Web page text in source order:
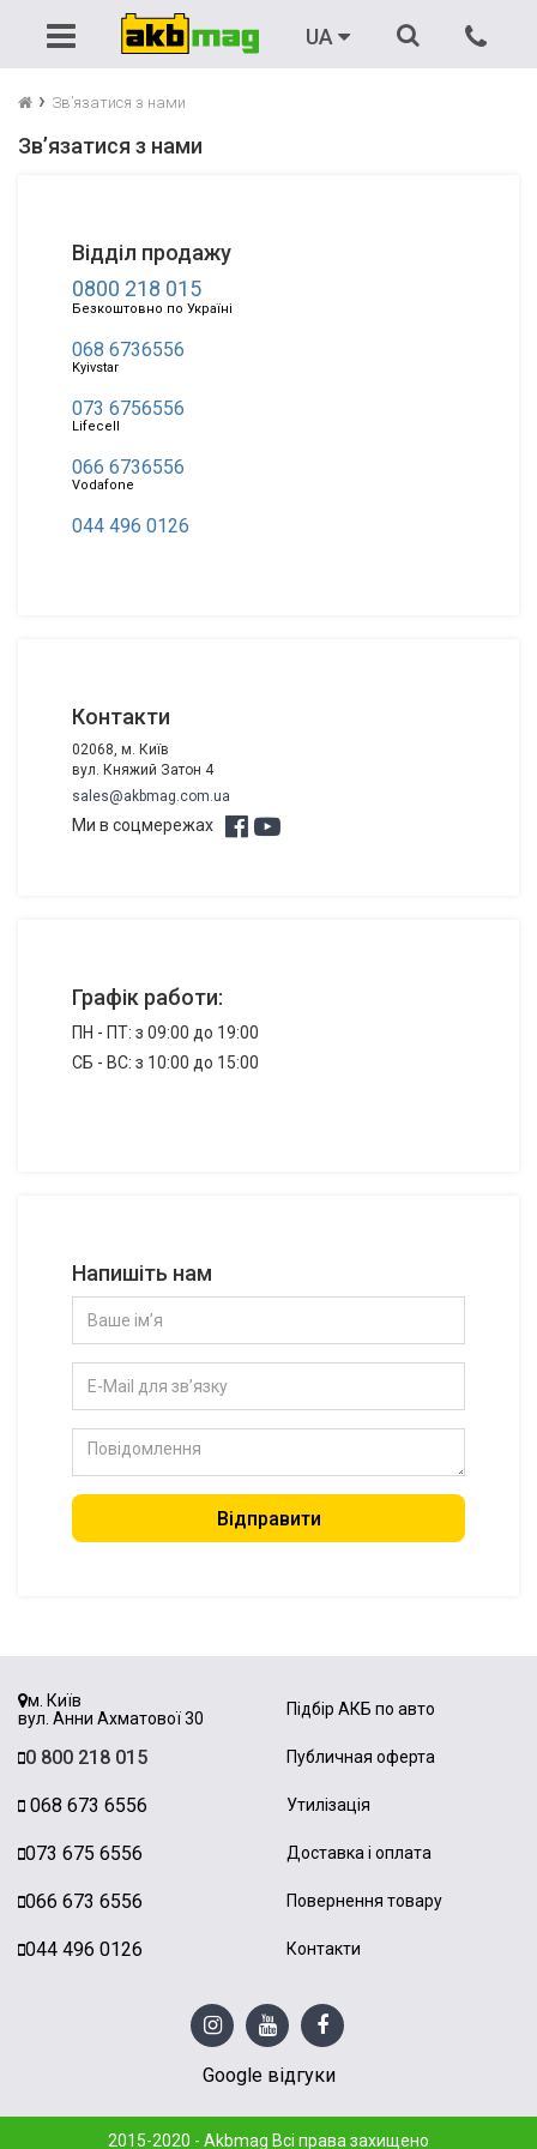
UA
Зв’язатися з нами
Зв’язатися з нами
Відділ продажу
0800 218 015
Безкоштовно по Україні
068 6736556
Kyivstar
073 6756556
Lifecell
066 6736556
Vodafone
044 496 0126
Контакти
02068, м. Київ
вул. Княжий Затон 4
sales@akbmag.com.ua
Ми в соцмережах
Графік работи:
ПН - ПТ: з 09:00 до 19:00
СБ - ВС: з 10:00 до 15:00
Напишіть нам
м. Київ
вул. Анни Ахматової 30
0 800 218 015
068 673 6556
073 675 6556
066 673 6556
044 496 0126
Підбір АКБ по авто
Публичная оферта
Утилізація
Доставка і оплата
Повернення товару
Контакти
Google відгуки
2015-2020 - Akbmag Всі права захищено
Акумулятори
Автомобільні
Мото
Зарядні пристрої
Пускові пристрої (бустери)
ДБЖ
Бензинові генератори
ДБЖ